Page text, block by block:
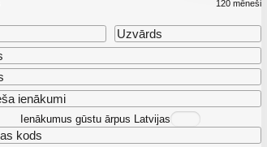
120 mēneši
Ienākumus gūstu ārpus Latvijas